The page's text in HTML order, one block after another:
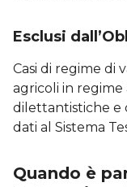
Esclusi
Casi di regime di
agricoli in regime
dilettantistiche e
dati al Sistema
Quando è